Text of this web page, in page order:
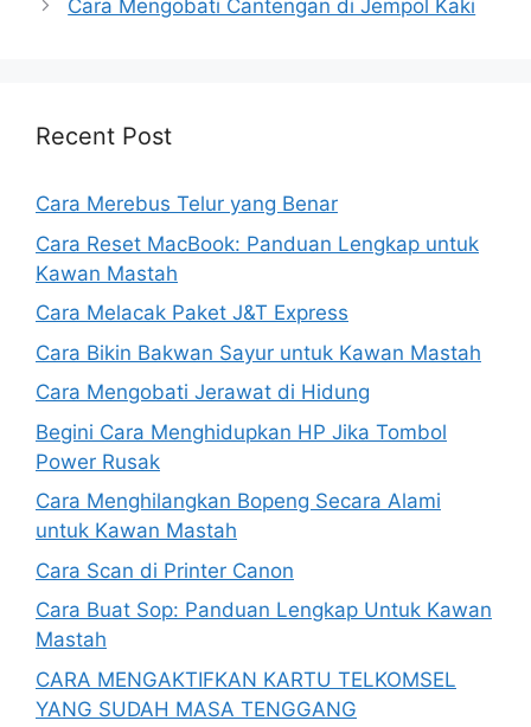
Cara Mengobati Cantengan di Jempol Kaki
Recent Post
Cara Merebus Telur yang Benar
Cara Reset MacBook: Panduan Lengkap untuk
Kawan Mastah
Cara Melacak Paket J&T Express
Cara Bikin Bakwan Sayur untuk Kawan Mastah
Cara Mengobati Jerawat di Hidung
Begini Cara Menghidupkan HP Jika Tombol
Power Rusak
Cara Menghilangkan Bopeng Secara Alami
untuk Kawan Mastah
Cara Scan di Printer Canon
Cara Buat Sop: Panduan Lengkap Untuk Kawan
Mastah
CARA MENGAKTIFKAN KARTU TELKOMSEL
YANG SUDAH MASA TENGGANG